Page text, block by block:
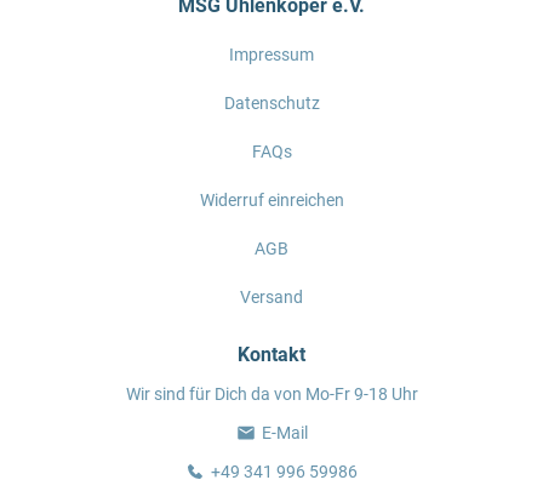
MSG Uhlenköper e.V.
Impressum
Datenschutz
FAQs
Widerruf einreichen
AGB
Versand
Kontakt
Wir sind für Dich da von Mo-Fr 9-18 Uhr
E-Mail
+49 341 996 59986